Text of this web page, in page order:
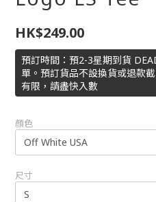
HK$249.00
預訂時間：預2-3星期到貨
單。預訂貨品不設換貨或退款
有限，請盡快入數
顏色
尺寸